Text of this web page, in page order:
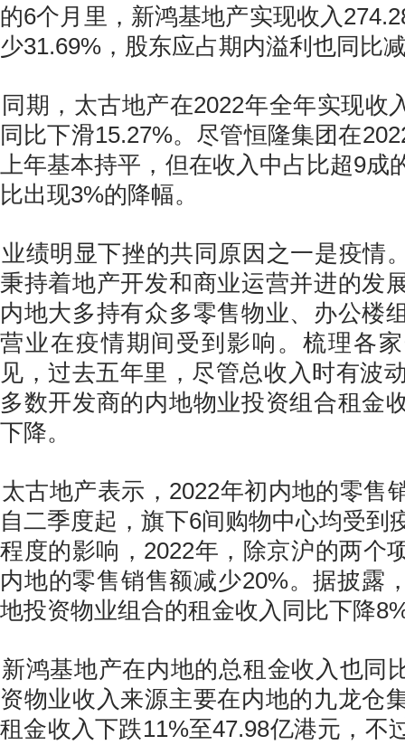
的6个月里，新鸿基地产实现收入
少31.69%，股东应占期内溢利也同比
同期，太古地产在2022年全年实现收
同比下滑15.27%。尽管恒隆集团在
上年基本持平，但在收入中占比超9成
比出现3%的降幅。
业绩明显下挫的共同原因之一是疫情
秉持着地产开发和商业运营并进的发
内地大多持有众多零售物业、办公楼
营业在疫情期间受到影响。梳理各
见，过去五年里，尽管总收入时有波
多数开发商的内地物业投资组合租金
下降。
太古地产表示，2022年初内地的零售
自二季度起，旗下6间购物中心均受到
程度的影响，2022年，除京沪的两个
内地的零售销售额减少20%。据披露
地投资物业组合的租金收入同比下降
新鸿基地产在内地的总租金收入也同
资物业收入来源主要在内地的九龙仓
租金收入下跌11%至47.98亿港元，不